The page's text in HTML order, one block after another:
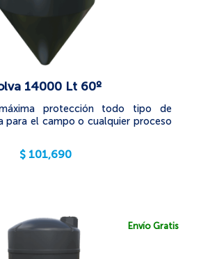
14000 Lt 60º
protección todo tipo de
para el campo o cualquier proceso
$ 101,690
Envío Gratis